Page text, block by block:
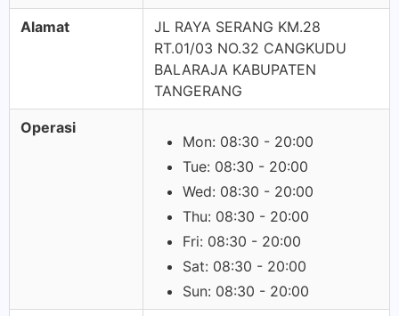
Alamat
JL RAYA SERANG KM.28
RT.01/03 NO.32 CANGKUDU
BALARAJA KABUPATEN
TANGERANG
Operasi
Mon: 08:30 - 20:00
Tue: 08:30 - 20:00
Wed: 08:30 - 20:00
Thu: 08:30 - 20:00
Fri: 08:30 - 20:00
Sat: 08:30 - 20:00
Sun: 08:30 - 20:00